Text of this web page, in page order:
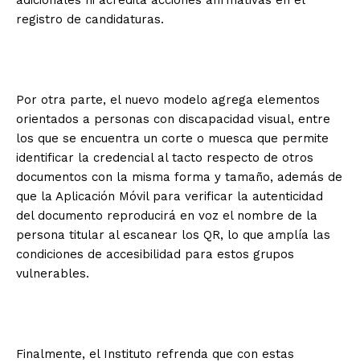
registro de candidaturas.
Por otra parte, el nuevo modelo agrega elementos
orientados a personas con discapacidad visual, entre
los que se encuentra un corte o muesca que permite
identificar la credencial al tacto respecto de otros
documentos con la misma forma y tamaño, además de
que la Aplicación Móvil para verificar la autenticidad
del documento reproducirá en voz el nombre de la
persona titular al escanear los QR, lo que amplía las
condiciones de accesibilidad para estos grupos
vulnerables.
Finalmente, el Instituto refrenda que con estas